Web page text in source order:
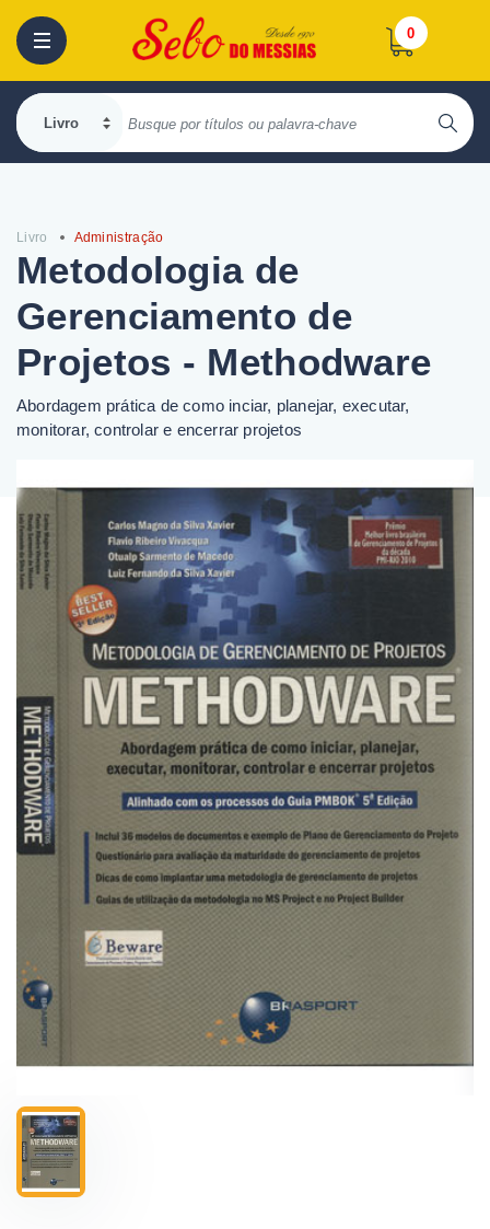
0
Livro Administração
Metodologia de
Gerenciamento de
Projetos - Methodware
Abordagem prática de como inciar, planejar, executar,
monitorar, controlar e encerrar projetos